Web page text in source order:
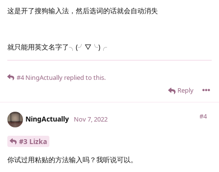
这是开了搜狗输入法，然后选词的话就会自动消失
就只能用英文名字了╮(╯▽╰)╭
Reply
#4 NingActually replied to this.
NingActually #4
Nov 7, 2022
#3 Lizka
你试过用粘贴的方法输入吗？我听说可以。